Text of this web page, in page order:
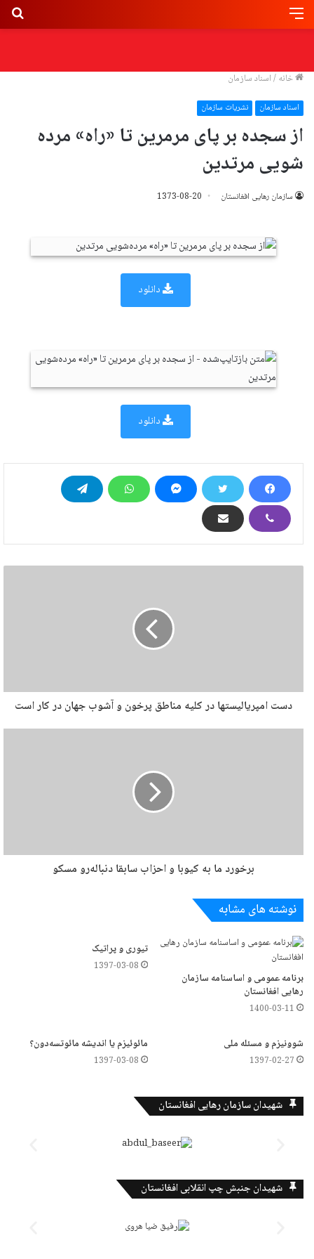
خانه/اسناد سازمان
اسناد سازمان نشریات سازمان
از سجده بر پای مرمرین تا «راه» مرده
شویی مرتدین
سازمان رهایی افغانستان 1373-08-20
دانلود
دانلود
دست امپریالیستها در کلیه مناطق پرخون و آشوب جهان در کار است
برخورد ما به کیوبا و احزاب سابقا دنباله‌رو مسکو
نوشته های مشابه
برنامه عمومی و اساسنامه سازمان
رهایی افغانستان
1400-03-11
تیوری و پراتیک
1397-03-08
شوونیزم و مسئله ملی
1397-02-27
مائوئیزم یا اندیشه مائوتسه‌دون؟
1397-03-08
شهیدان سازمان رهایی افغانستان
شهیدان جنبش چپ انقلابی افغانستان